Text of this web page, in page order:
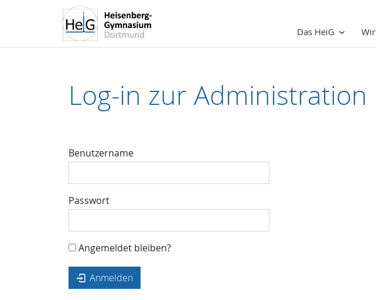
Das HeiG Wir
Log-in zur Administration
Benutzername
Passwort
Angemeldet bleiben?
Anmelden